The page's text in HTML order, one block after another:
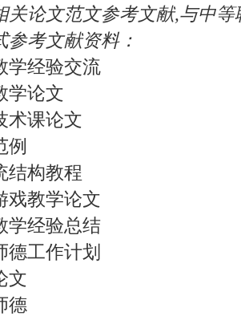
关论文范文参考文献,与中
参考文献资料：
学经验交流
学论文
术课论文
例
结构教程
戏教学论文
学经验总结
德工作计划
文
德